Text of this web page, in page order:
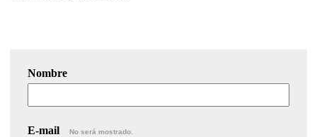
Nombre
E-mail No será mostrado.